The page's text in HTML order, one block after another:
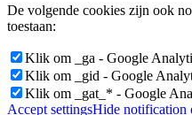
De volgende cookies zijn ook
toestaan:
Klik om _ga - Google
Klik om _gid - Google
Klik om _gat_* - Google
Accept settingsHide notification